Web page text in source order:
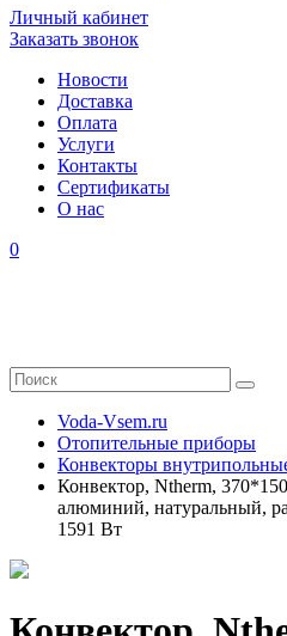
Личный кабинет
Заказать звонок
Новости
Доставка
Оплата
Услуги
Контакты
Cертификаты
О нас
0
Voda-Vsem.ru
Отопительные приборы
Конвекторы
Конвектор, Ntherm,
алюминий, натуральный,
1591 Вт